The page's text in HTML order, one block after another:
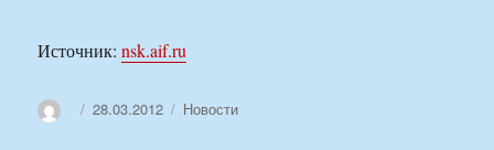
Источник:nsk.aif.ru
АвторОпубликовано
28.03.2012 Рубрики
Новости